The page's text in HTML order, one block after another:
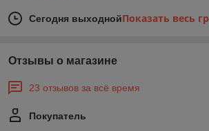
Сегодня выходнойПоказать весь
Отзывы о магазине
23 отзывов за всё время
Покупатель